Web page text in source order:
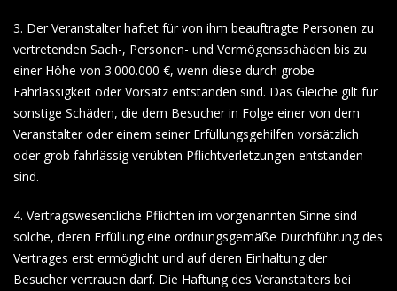
3. Der Veranstalter haftet für von ihm beauftragte Personen zu
vertretenden Sach-, Personen- und Vermögensschäden bis zu
einer Höhe von 3.000.000 €, wenn diese durch grobe
Fahrlässigkeit oder Vorsatz entstanden sind. Das Gleiche gilt für
sonstige Schäden, die dem Besucher in Folge einer von dem
Veranstalter oder einem seiner Erfüllungsgehilfen vorsätzlich
oder grob fahrlässig verübten Pflichtverletzungen entstanden
sind.
4. Vertragswesentliche Pflichten im vorgenannten Sinne sind
solche, deren Erfüllung eine ordnungsgemäße Durchführung des
Vertrages erst ermöglicht und auf deren Einhaltung der
Besucher vertrauen darf. Die Haftung des Veranstalters bei